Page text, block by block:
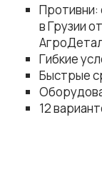
Противни:
в Грузии
Гибкие
Быстрые
12